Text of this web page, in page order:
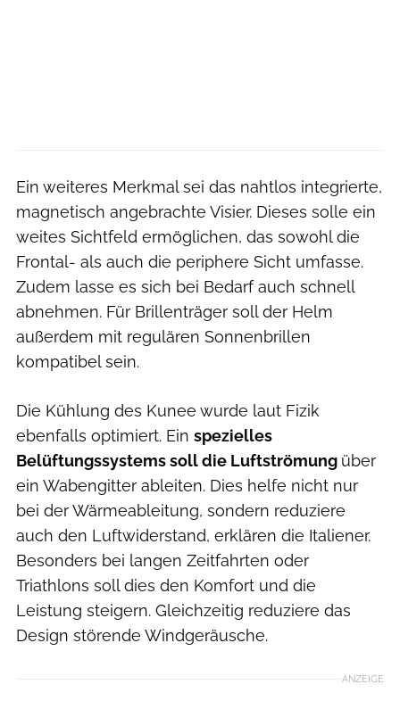
Ein weiteres Merkmal sei das nahtlos integrierte,
magnetisch angebrachte Visier. Dieses solle ein
weites Sichtfeld ermöglichen, das sowohl die
Frontal- als auch die periphere Sicht umfasse.
Zudem lasse es sich bei Bedarf auch schnell
abnehmen. Für Brillenträger soll der Helm
außerdem mit regulären Sonnenbrillen
kompatibel sein.
Die Kühlung des Kunee wurde laut Fizik
ebenfalls optimiert. Ein spezielles
Belüftungssystems soll die Luftströmung über
ein Wabengitter ableiten. Dies helfe nicht nur
bei der Wärmeableitung, sondern reduziere
auch den Luftwiderstand, erklären die Italiener.
Besonders bei langen Zeitfahrten oder
Triathlons soll dies den Komfort und die
Leistung steigern. Gleichzeitig reduziere das
Design störende Windgeräusche.
ANZEIGE